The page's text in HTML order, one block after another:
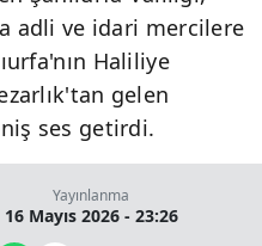
adli ve idari mercilere
Haliliye
gelen
ses getirdi.
Yayınlanma
16 Mayıs 2026 - 23:26